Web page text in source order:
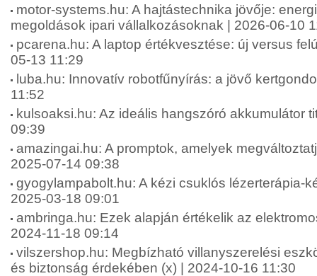
motor-systems.hu: A hajtástechnika jövője:
megoldások ipari vállalkozásoknak | 2026-06-10
pcarena.hu: A laptop értékvesztése: új versus
05-13 11:29
luba.hu: Innovatív robotfűnyírás: a jövő
11:52
kulsoaksi.hu: Az ideális hangszóró akkumulátor
09:39
amazingai.hu: A promptok, amelyek
2025-07-14 09:38
gyogylampabolt.hu: A kézi csuklós lézerterápia-
2025-03-18 09:01
ambringa.hu: Ezek alapján értékelik az
2024-11-18 09:14
vilszershop.hu: Megbízható villanyszerelési
és biztonság érdekében (x) | 2024-10-16 11:30